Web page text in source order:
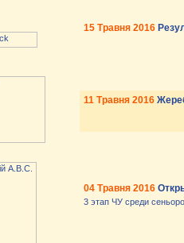
15 Травня 2016
11 Травня 2016
04 Травня 2016
3 этап ЧУ среди